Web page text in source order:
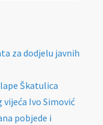
za dodjelu javnih
Škatulica
vijeća Ivo Simović
pobjede i